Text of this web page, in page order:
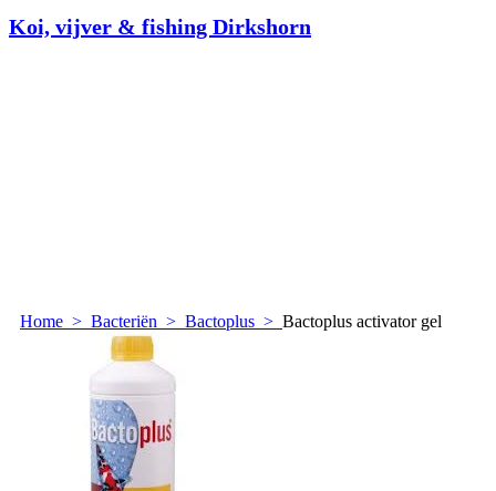
Koi, vijver & fishing Dirkshorn
Home > Bacteriën > Bactoplus > Bactoplus activator gel